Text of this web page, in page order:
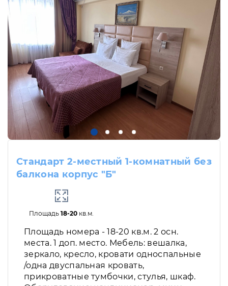
Стандарт 2-местный 1-комнатный без
балкона корпус "Б"
Площадь18-20 кв.м.
Площадь номера - 18-20 кв.м. 2 осн.
места. 1 доп. место. Мебель: вешалка,
зеркало, кресло, кровати односпальные
/одна двуспальная кровать,
прикроватные тумбочки, стулья, шкаф.